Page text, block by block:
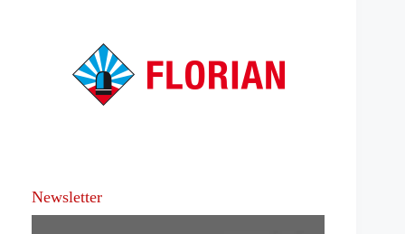
Newsletter